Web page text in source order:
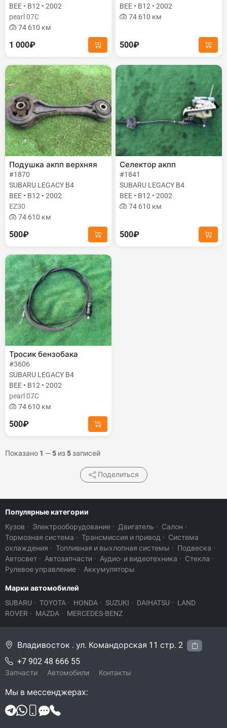
BEE • B12 • 2002
pearl 07C
74 610 км
1 000₽
BEE • B12 • 2002
74 610 км
500₽
Подушка акпп верхняя
#1870
SUBARU LEGACY B4
BEE • B12 • 2002
EZ30
74 610 км
500₽
Селектор акпп
#1841
SUBARU LEGACY B4
BEE • B12 • 2002
74 610 км
500₽
Тросик бензобака
#3606
SUBARU LEGACY B4
BEE • B12 • 2002
pearl 07C
74 610 км
500₽
Показано 1 — 5 из5записей
Поделиться
Популярные категории
Кузов · Электрооборудование · Двигатель · Салон ·
Тормозная система · Трансмиссия и привод · Система
охлаждения · Топливная и выхлопная системы · Подвеска ·
Автосвет · Автозапчасти · Аудио- и видеотехника · Стекла ·
Рулевое управление · Аккумуляторы
Марки автомобилей
SUBARU · TOYOTA · HONDA · SUZUKI · DAIHATSU · LAND
ROVER · MAZDA · MERCEDES-BENZ
Владивосток . ул. Командорская 11 стр. 2
+7 902 48 666 55
Запчасти Автомобили Контакты
Мы в мессенджерах: